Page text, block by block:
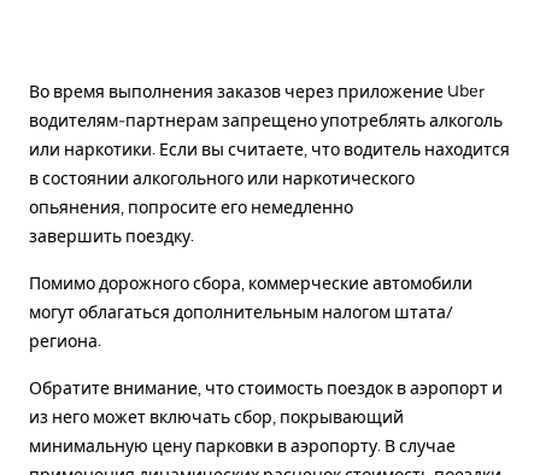
Во время выполнения заказов через приложение Uber
водителям-партнерам запрещено употреблять алкоголь
или наркотики. Если вы считаете, что водитель находится
в состоянии алкогольного или наркотического
опьянения, попросите его немедленно
завершить поездку.
Помимо дорожного сбора, коммерческие автомобили
могут облагаться дополнительным налогом штата/
региона.
Обратите внимание, что стоимость поездок в аэропорт и
из него может включать сбор, покрывающий
минимальную цену парковки в аэропорту. В случае